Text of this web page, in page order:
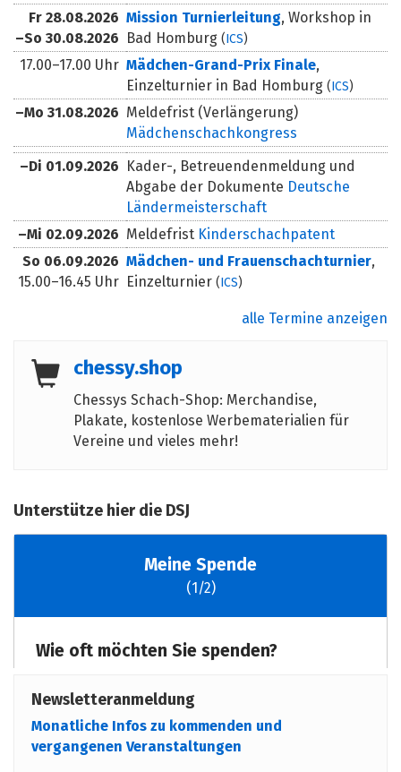
Fr 28.08.2026
–So 30.08.2026
Mission Turnierleitung, Workshop in
Bad Homburg ( ICS)
17.00–17.00 Uhr Mädchen-Grand-Prix Finale,
Einzelturnier in Bad Homburg ( ICS)
–Mo 31.08.2026
Meldefrist (Verlängerung)
Mädchenschachkongress
– Di 01.09.2026
Kader-, Betreuendenmeldung und
Abgabe der Dokumente Deutsche
Ländermeisterschaft
–Mi 02.09.2026 Meldefrist Kinderschachpatent
So 06.09.2026
15.00–16.45 Uhr
Mädchen- und Frauenschachturnier,
Einzelturnier ( ICS)
alle Termine anzeigen
chessy.shop
Chessys Schach-Shop: Merchandise,
Plakate, kostenlose Werbematerialien für
Vereine und vieles mehr!
Unterstütze hier die DSJ
Newsletteranmeldung
Monatliche Infos zu kommenden und
vergangenen Veranstaltungen